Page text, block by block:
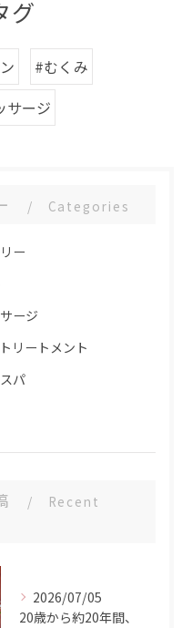
グ
#むくみ
サージ
Categories
ー
ージ
リートメント
パ
Recent
2026/07/05
20歳から約20年間、